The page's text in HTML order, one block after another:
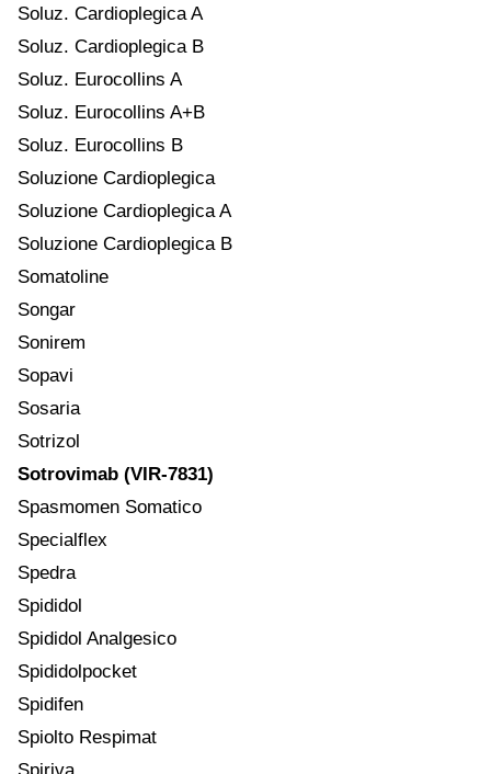
Soluz. Cardioplegica A
Soluz. Cardioplegica B
Soluz. Eurocollins A
Soluz. Eurocollins A+B
Soluz. Eurocollins B
Soluzione Cardioplegica
Soluzione Cardioplegica A
Soluzione Cardioplegica B
Somatoline
Songar
Sonirem
Sopavi
Sosaria
Sotrizol
Sotrovimab (VIR-7831)
Spasmomen Somatico
Specialflex
Spedra
Spididol
Spididol Analgesico
Spididolpocket
Spidifen
Spiolto Respimat